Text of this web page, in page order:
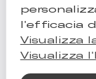
l'efficacia
Visualizza
Visualizza